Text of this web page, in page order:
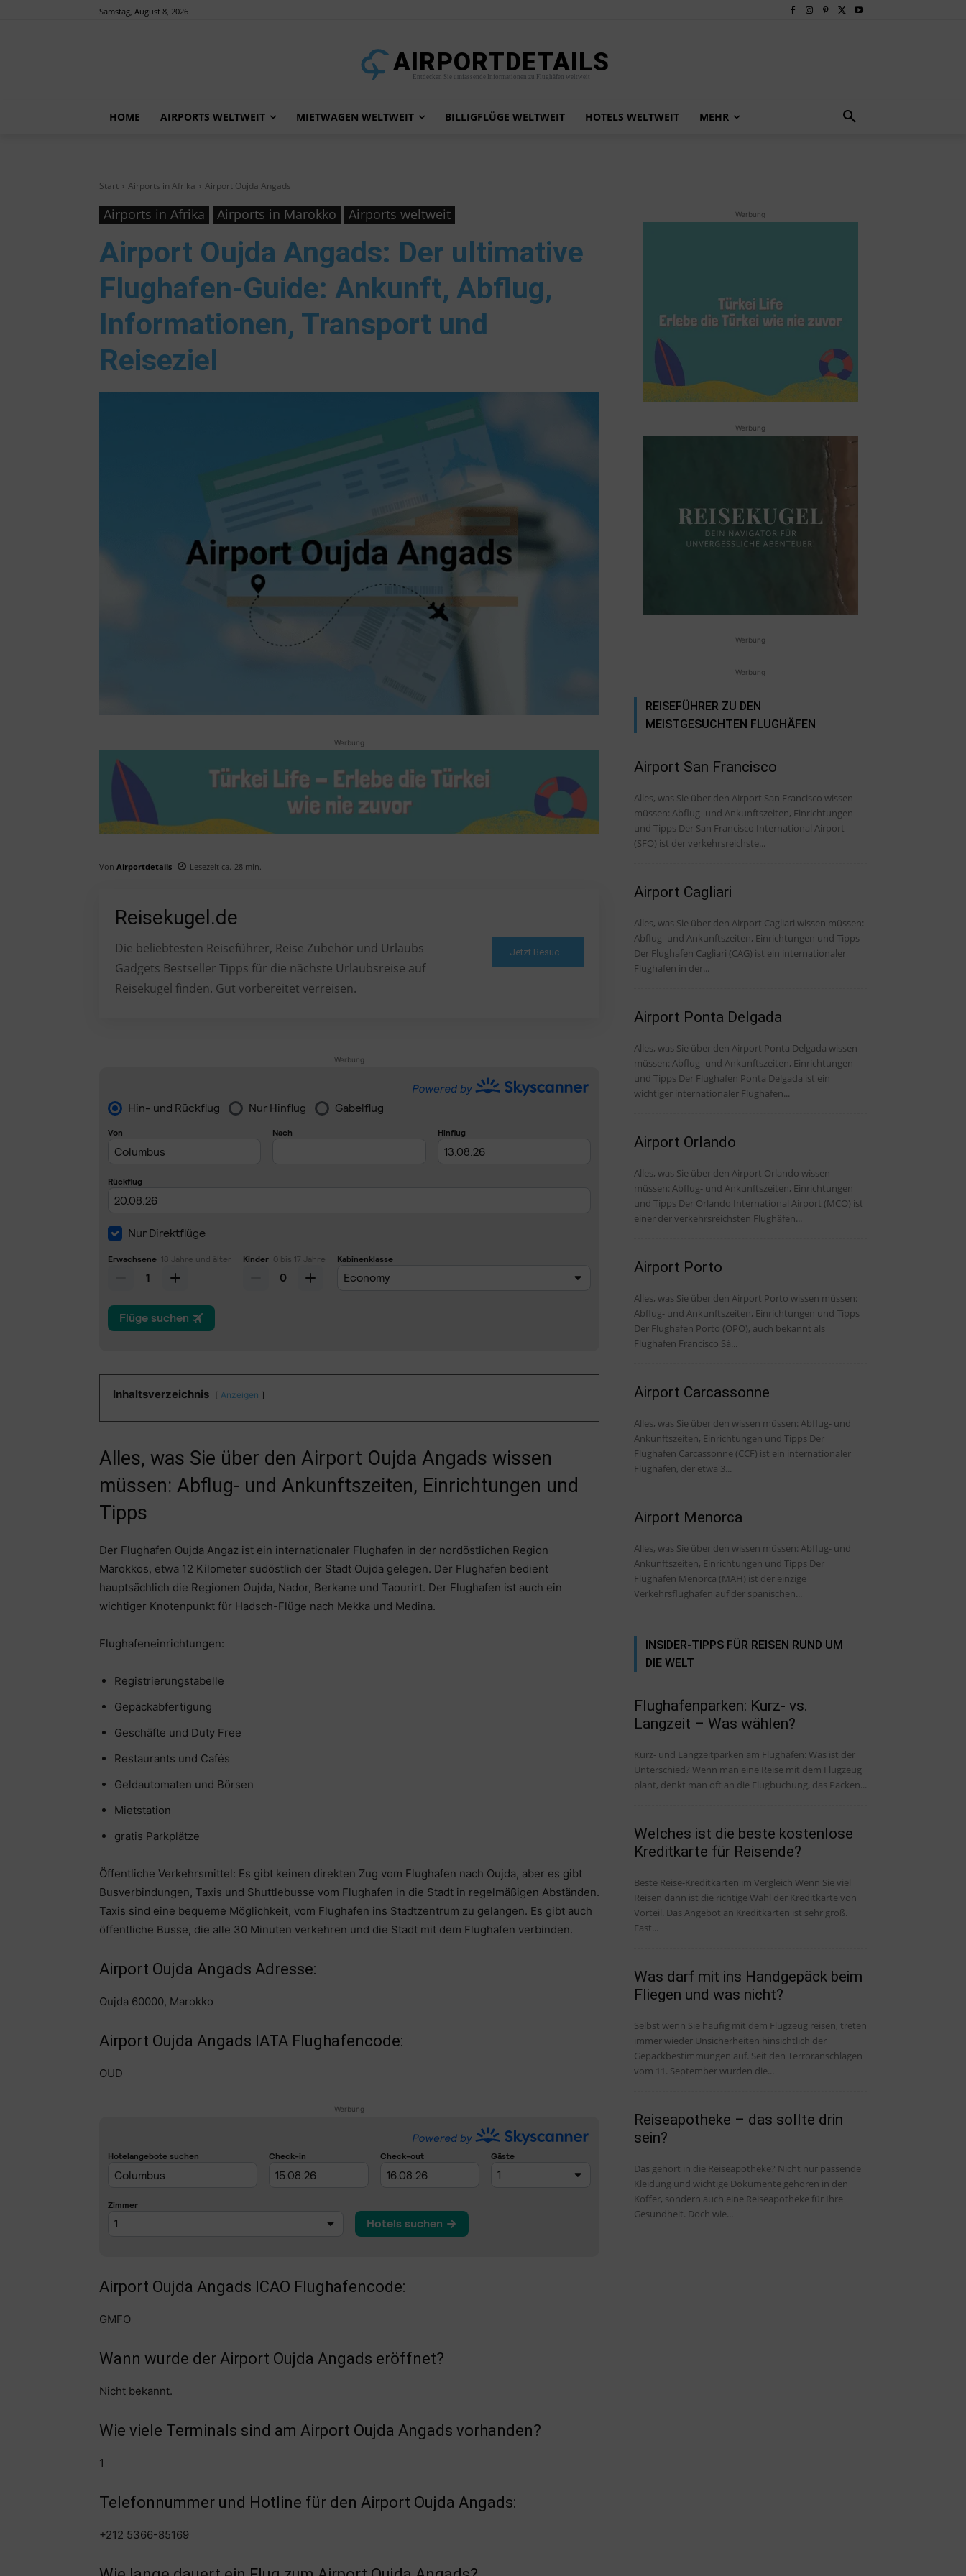
Samstag, August 8, 2026
AIRPORTDETAILS
Entdecken Sie umfassende Informationen zu Flughäfen weltweit
HOME AIRPORTS WELTWEIT MIETWAGEN WELTWEIT BILLIGFLÜGE WELTWEIT HOTELS WELTWEIT MEHR
Start Airports in Afrika Airport Oujda Angads
Airports in Afrika Airports in Marokko Airports weltweit
Airport Oujda Angads: Der ultimative
Flughafen-Guide: Ankunft, Abflug,
Informationen, Transport und
Reiseziel
Werbung
Von Airportdetails Lesezeit ca. 28 min.
Reisekugel.de
Die beliebtesten Reiseführer, Reise Zubehör und Urlaubs
Gadgets Bestseller Tipps für die nächste Urlaubsreise auf
Reisekugel finden. Gut vorbereitet verreisen.
Werbung
Inhaltsverzeichnis Anzeigen
Alles, was Sie über den Airport Oujda Angads wissen
müssen: Abflug- und Ankunftszeiten, Einrichtungen und
Tipps
Der Flughafen Oujda Angaz ist ein internationaler Flughafen in der nordöstlichen Region
Marokkos, etwa 12 Kilometer südöstlich der Stadt Oujda gelegen. Der Flughafen bedient
hauptsächlich die Regionen Oujda, Nador, Berkane und Taourirt. Der Flughafen ist auch ein
wichtiger Knotenpunkt für Hadsch-Flüge nach Mekka und Medina.
Flughafeneinrichtungen:
Registrierungstabelle
Gepäckabfertigung
Geschäfte und Duty Free
Restaurants und Cafés
Geldautomaten und Börsen
Mietstation
gratis Parkplätze
Öffentliche Verkehrsmittel: Es gibt keinen direkten Zug vom Flughafen nach Oujda, aber es gibt
Busverbindungen, Taxis und Shuttlebusse vom Flughafen in die Stadt in regelmäßigen Abständen.
Taxis sind eine bequeme Möglichkeit, vom Flughafen ins Stadtzentrum zu gelangen. Es gibt auch
öffentliche Busse, die alle 30 Minuten verkehren und die Stadt mit dem Flughafen verbinden.
Airport Oujda Angads Adresse:
Oujda 60000, Marokko
Airport Oujda Angads IATA Flughafencode:
OUD
Werbung
Airport Oujda Angads ICAO Flughafencode:
GMFO
Wann wurde der Airport Oujda Angads eröffnet?
Nicht bekannt.
Wie viele Terminals sind am Airport Oujda Angads vorhanden?
1
Telefonnummer und Hotline für den Airport Oujda Angads:
+212 5366-85169
Werbung
Werbung
Werbung
Werbung
REISEFÜHRER ZU DEN
MEISTGESUCHTEN FLUGHÄFEN
Airport San Francisco
Alles, was Sie über den Airport San Francisco wissen
müssen: Abflug- und Ankunftszeiten, Einrichtungen
und Tipps Der San Francisco International Airport
(SFO) ist der verkehrsreichste...
Airport Cagliari
Alles, was Sie über den Airport Cagliari wissen müssen:
Abflug- und Ankunftszeiten, Einrichtungen und Tipps
Der Flughafen Cagliari (CAG) ist ein internationaler
Flughafen in der...
Airport Ponta Delgada
Alles, was Sie über den Airport Ponta Delgada wissen
müssen: Abflug- und Ankunftszeiten, Einrichtungen
und Tipps Der Flughafen Ponta Delgada ist ein
wichtiger internationaler Flughafen...
Airport Orlando
Alles, was Sie über den Airport Orlando wissen
müssen: Abflug- und Ankunftszeiten, Einrichtungen
und Tipps Der Orlando International Airport (MCO) ist
einer der verkehrsreichsten Flughäfen...
Airport Porto
Alles, was Sie über den Airport Porto wissen müssen:
Abflug- und Ankunftszeiten, Einrichtungen und Tipps
Der Flughafen Porto (OPO), auch bekannt als
Flughafen Francisco Sá...
Airport Carcassonne
Alles, was Sie über den wissen müssen: Abflug- und
Ankunftszeiten, Einrichtungen und Tipps Der
Flughafen Carcassonne (CCF) ist ein internationaler
Flughafen, der etwa 3...
Airport Menorca
Alles, was Sie über den wissen müssen: Abflug- und
Ankunftszeiten, Einrichtungen und Tipps Der
Flughafen Menorca (MAH) ist der einzige
Verkehrsflughafen auf der spanischen...
INSIDER-TIPPS FÜR REISEN RUND UM
DIE WELT
Flughafenparken: Kurz- vs.
Langzeit – Was wählen?
Kurz- und Langzeitparken am Flughafen: Was ist der
Unterschied? Wenn man eine Reise mit dem Flugzeug
plant, denkt man oft an die Flugbuchung, das Packen...
Welches ist die beste kostenlose
Kreditkarte für Reisende?
Beste Reise-Kreditkarten im Vergleich Wenn Sie viel
Reisen dann ist die richtige Wahl der Kreditkarte von
Vorteil. Das Angebot an Kreditkarten ist sehr groß.
Fast...
Was darf mit ins Handgepäck beim
Fliegen und was nicht?
Selbst wenn Sie häufig mit dem Flugzeug reisen, treten
immer wieder Unsicherheiten hinsichtlich der
Gepäckbestimmungen auf. Seit den Terroranschlägen
vom 11. September wurden die...
Reiseapotheke – das sollte drin
sein?
Das gehört in die Reiseapotheke? Nicht nur passende
Kleidung und wichtige Dokumente gehören in den
Koffer, sondern auch eine Reiseapotheke für Ihre
Gesundheit. Doch wie...